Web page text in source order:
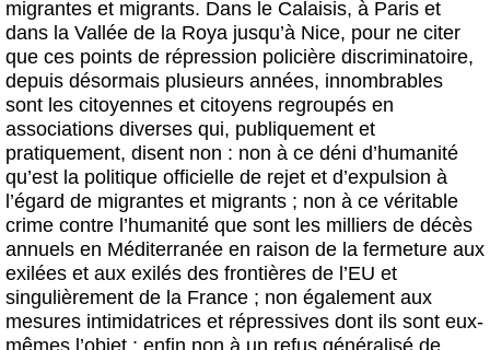
migrantes et migrants. Dans le Calaisis, à Paris et
dans la Vallée de la Roya jusqu’à Nice, pour ne citer
que ces points de répression policière discriminatoire,
depuis désormais plusieurs années, innombrables
sont les citoyennes et citoyens regroupés en
associations diverses qui, publiquement et
pratiquement, disent non : non à ce déni d’humanité
qu’est la politique officielle de rejet et d’expulsion à
l’égard de migrantes et migrants ; non à ce véritable
crime contre l’humanité que sont les milliers de décès
annuels en Méditerranée en raison de la fermeture aux
exilées et aux exilés des frontières de l’EU et
singulièrement de la France ; non également aux
mesures intimidatrices et répressives dont ils sont eux-